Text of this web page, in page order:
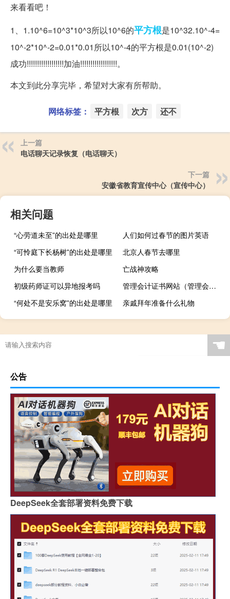
来看看吧！
1、1.10^6=10^3*10^3所以10^6的平方根是10^32.10^-4=
10^-2*10^-2=0.01*0.01所以10^-4的平方根是0.01(10^-2)
成功!!!!!!!!!!!!!!!!!!加油!!!!!!!!!!!!!!!!!!。
本文到此分享完毕，希望对大家有所帮助。
网络标签： 平方根 次方 还不
上一篇
电话聊天记录恢复（电话聊天）
下一篇
安徽省教育宣传中心（宣传中心）
相关问题
“心劳道未至”的出处是哪里
人们如何过春节的图片英语
“可怜庭下长杨树”的出处是哪里
北京人春节去哪里
为什么要当教师
亡战神攻略
初级药师证可以异地报考吗
管理会计证书网站（管理会计证）
“何处不是安乐窝”的出处是哪里
亲戚拜年准备什么礼物
☚
公告
DeepSeek全套部署资料免费下载